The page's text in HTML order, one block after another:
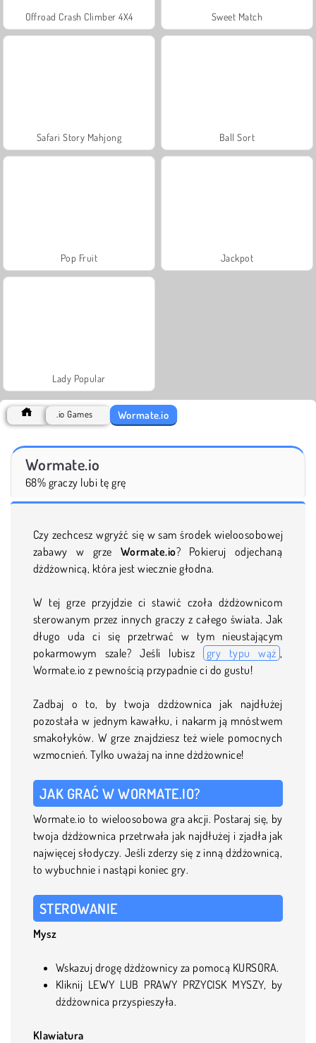
Offroad Crash Climber 4X4 Sweet Match
Safari Story Mahjong Ball Sort
Pop Fruit Jackpot
Lady Popular
.io Games Wormate.io
Wormate.io
68% graczy lubi tę grę
Czy zechcesz wgryźć się w sam środek wieloosobowej
zabawy w grze Wormate.io? Pokieruj odjechaną
dżdżownicą, która jest wiecznie głodna.
W tej grze przyjdzie ci stawić czoła dżdżownicom
sterowanym przez innych graczy z całego świata. Jak
długo uda ci się przetrwać w tym nieustającym
pokarmowym szale? Jeśli lubisz
gry typu wąż ,
Wormate.io z pewnością przypadnie ci do gustu!
Zadbaj o to, by twoja dżdżownica jak najdłużej
pozostała w jednym kawałku, i nakarm ją mnóstwem
smakołyków. W grze znajdziesz też wiele pomocnych
wzmocnień. Tylko uważaj na inne dżdżownice!
JAK GRAĆ W WORMATE.IO?
Wormate.io to wieloosobowa gra akcji. Postaraj się, by
twoja dżdżownica przetrwała jak najdłużej i zjadła jak
najwięcej słodyczy. Jeśli zderzy się z inną dżdżownicą,
to wybuchnie i nastąpi koniec gry.
STEROWANIE
Mysz
Wskazuj drogę dżdżownicy za pomocą KURSORA.
Kliknij LEWY LUB PRAWY PRZYCISK MYSZY, by
dżdżownica przyspieszyła.
Klawiatura